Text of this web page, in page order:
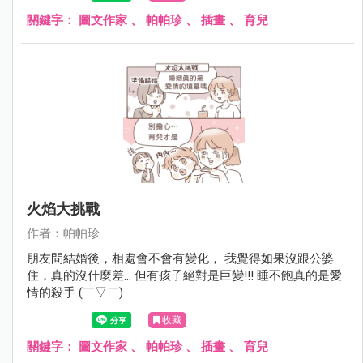
關鍵字： 圖文作家 、 帕帕珍、 插畫 、 育兒
火焰大挑戰
作者：帕帕珍
朋友問結婚後，相處會不會有變化， 我覺得如果沒跟公婆
住，真的沒什麼差... 但有孩子絕對是巨變!!! 睡不飽真的是愛
情的殺手 (￣▽￣)
收藏
關鍵字： 圖文作家 、 帕帕珍、 插畫 、 育兒